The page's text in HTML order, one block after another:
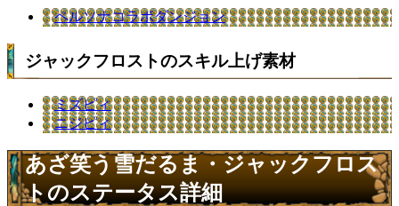
ペルソナコラボダンジョン
ジャックフロストのスキル上げ素材
ミズピィ
ニジピィ
あざ笑う雪だるま・ジャックフロス
トのステータス詳細